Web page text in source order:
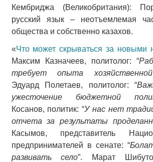
Кембриджа (Великобритания):
русский язык – неотъемлемая
общества и собственно казахов.
«Что может скрываться за новыми
Максим Казначеев, политолог: “
требует опыта
Эдуард Полетаев, политолог: “
ужесточение бюджетной
Косанов, политик: “У нас нет
отчета за результаты
Касымов, представитель
предпринимателей в сенате: “
развивать село”. Марат